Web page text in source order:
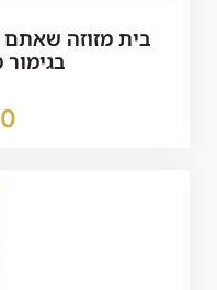
בית מזוזה
בגימור